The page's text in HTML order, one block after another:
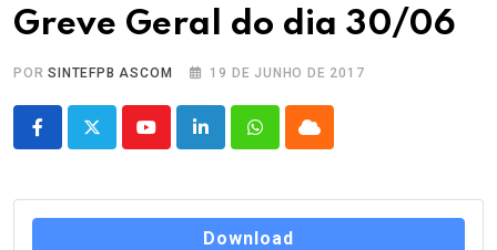
Greve Geral do dia 30/06
PORSINTEFPB ASCOM 19 DE JUNHO DE 2017
YoutubeLinkedInWhatsappCloud
Download